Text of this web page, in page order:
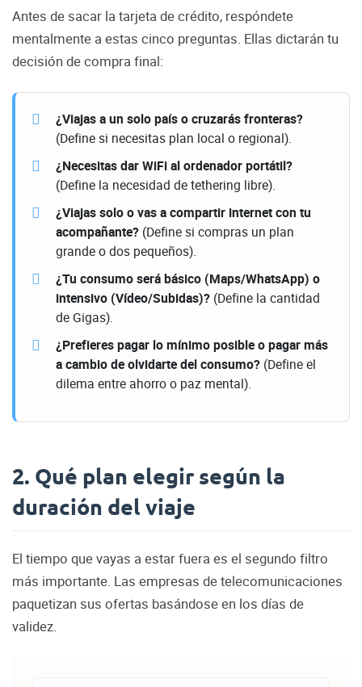
Antes de sacar la tarjeta de crédito, respóndete
mentalmente a estas cinco preguntas. Ellas dictarán tu
decisión de compra final:
¿Viajas a un solo país o cruzarás fronteras?
(Define si necesitas plan local o regional).
¿Necesitas dar WiFi al ordenador portátil?
(Define la necesidad de tethering libre).
¿Viajas solo o vas a compartir internet con tu
acompañante? (Define si compras un plan
grande o dos pequeños).
¿Tu consumo será básico (Maps/WhatsApp) o
intensivo (Vídeo/Subidas)? (Define la cantidad
de Gigas).
¿Prefieres pagar lo mínimo posible o pagar más
a cambio de olvidarte del consumo? (Define el
dilema entre ahorro o paz mental).
2. Qué plan elegir según la
duración del viaje
El tiempo que vayas a estar fuera es el segundo filtro
más importante. Las empresas de telecomunicaciones
paquetizan sus ofertas basándose en los días de
validez.